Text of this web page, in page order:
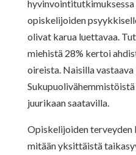
hyvinvointitutkimuksessa
opiskelijoiden
olivat karua luettavaa.
miehistä 28% kertoi
oireista. Naisilla vastaava
juurikaan saatavilla.
Opiskelijoiden terveyden
mitään yksittäistä